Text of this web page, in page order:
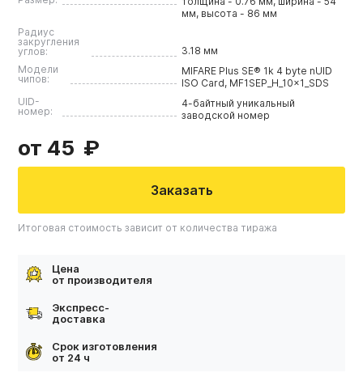
мм, высота - 86 мм
Радиус
закругления
углов:
3.18 мм
Модели
чипов:
MIFARE Plus SE® 1k 4 byte nUID
ISO Card, MF1SEP_H_10x1_SDS
UID-
номер:
4-байтный уникальный
заводской номер
от 45
Заказать
Итоговая стоимость зависит от количества тиража
Цена
от производителя
Экспресс-
доставка
Срок изготовления
от 24 ч